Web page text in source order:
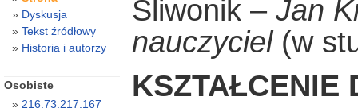
Śliwonik – Jan
nauczyciel(w
KSZTAŁCENIE
Dyskusja
Tekst źródłowy
Historia i autorzy
Osobiste
216.73.217.167